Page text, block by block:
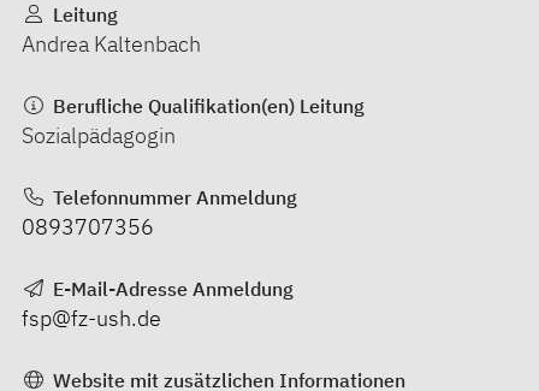
Leitung
Andrea Kaltenbach
Berufliche Qualifikation(en) Leitung
Sozialpädagogin
Telefonnummer Anmeldung
0893707356
E-Mail-Adresse Anmeldung
fsp@fz-ush.de
Website mit zusätzlichen Informationen